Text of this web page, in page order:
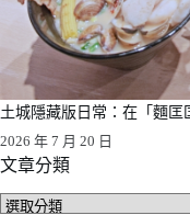
土城隱藏版日常：在「麵
2026 年 7 月 20 日
文章分類
文